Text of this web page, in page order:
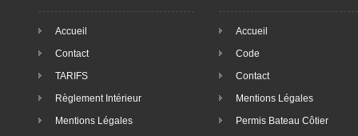
Accueil
Contact
TARIFS
Règlement Intérieur
Mentions Légales
Accueil
Code
Contact
Mentions Légales
Permis Bateau Côtier